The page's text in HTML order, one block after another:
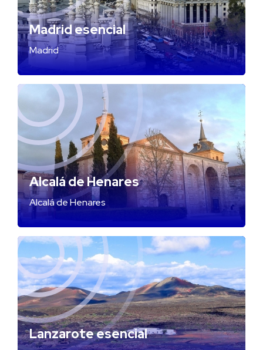
Madrid esencial
Madrid
Alcalá de Henares
Alcalá de Henares
Lanzarote esencial